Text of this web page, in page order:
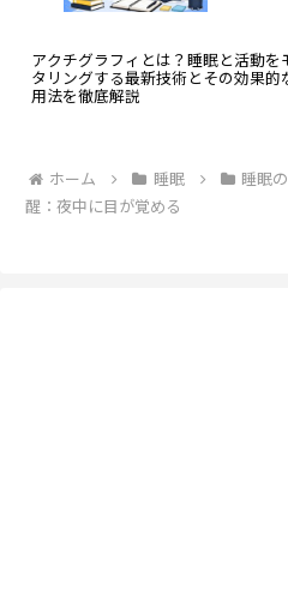
アクチグラフィとは？睡眠と活動を
タリングする最新技術とその効果的
用法を徹底解説
ホーム 睡眠 睡眠
醒：夜中に目が覚める